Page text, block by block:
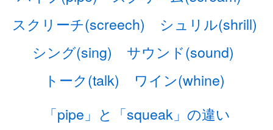
スクリーチ(screech)
シュリル(shrill)
シング(sing)
サウンド(sound)
トーク(talk)
ワイン(whine)
「pipe」と「squeak」の違い